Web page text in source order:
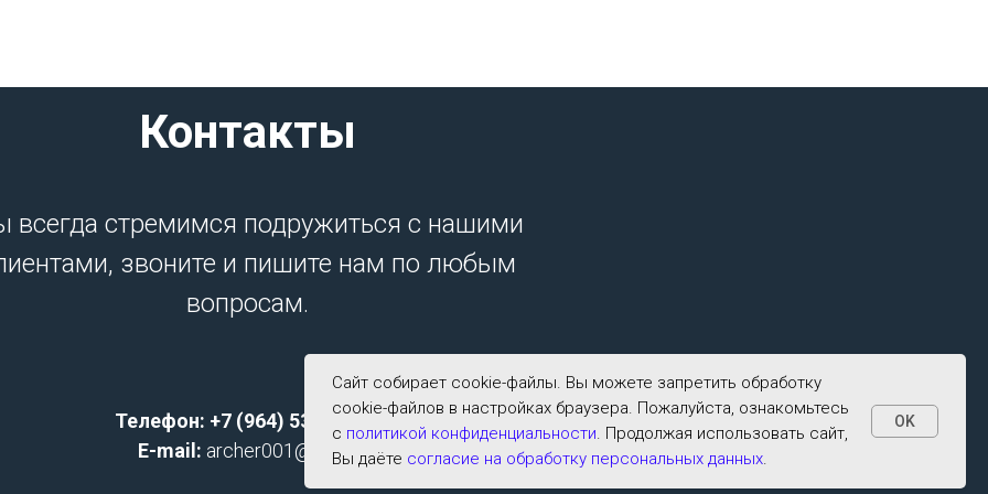
Контакты
всегда стремимся подружиться с нашими
звоните и пишите нам по любым
вопросам.
Телефон: +7 (964) 533-2591;
E-mail: archer001@list.ru
Сайт собирает cookie-файлы. Вы можете запретить обработку
cookie-файлов в настройках браузера. Пожалуйста, ознакомьтесь
с политикой конфиденциальности. Продолжая использовать сайт,
Вы даёте согласие на обработку персональных данных.
OK